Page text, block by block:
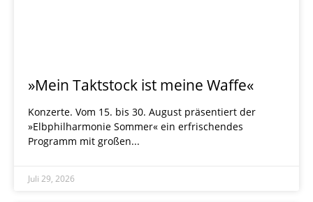
»Mein Taktstock ist meine Waffe«
Konzerte. Vom 15. bis 30. August präsentiert der
»Elbphilharmonie Sommer« ein erfrischendes
Programm mit großen
Juli 29, 2026